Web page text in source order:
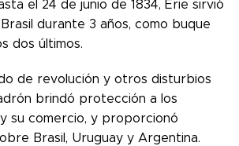
el 24 de junio de 1834, Erie sirvió
durante 3 años, como buque
dos últimos.
de revolución y otros disturbios
brindó protección a los
su comercio, y proporcionó
Brasil, Uruguay y Argentina.